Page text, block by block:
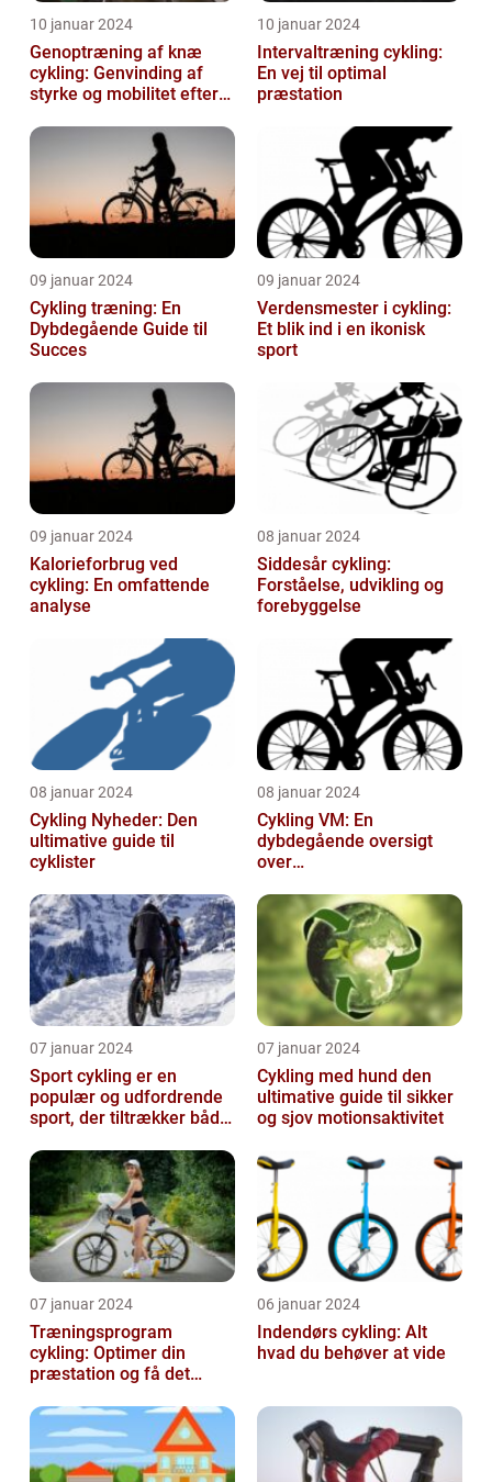
10 januar 2024
Genoptræning af knæ
cykling: Genvinding af
styrke og mobilitet efter
10 januar 2024
Intervaltræning cykling:
En vej til optimal
præstation
09 januar 2024
Cykling træning: En
Dybdegående Guide til
Succes
09 januar 2024
Verdensmester i cykling:
Et blik ind i en ikonisk
sport
09 januar 2024
Kalorieforbrug ved
cykling: En omfattende
analyse
08 januar 2024
Siddesår cykling:
Forståelse, udvikling og
forebyggelse
08 januar 2024
Cykling Nyheder: Den
ultimative guide til
cyklister
08 januar 2024
Cykling VM: En
dybdegående oversigt
over
cykling
07 januar 2024
Sport cykling er en
populær og udfordrende
sport, der tiltrækker både
professionelle atl...
07 januar 2024
Cykling med hund den
ultimative guide til sikker
og sjov motionsaktivitet
07 januar 2024
Træningsprogram
cykling: Optimer din
præstation og få det
træningssessioner
06 januar 2024
Indendørs cykling: Alt
hvad du behøver at vide